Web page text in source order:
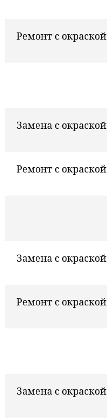
Ремонт с окраской
Замена с окраской
Ремонт с окраской
Замена с окраской
Ремонт с окраской
Замена с окраской